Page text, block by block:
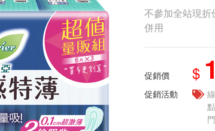
不參加全站現
併用
促銷價 $
促銷活動